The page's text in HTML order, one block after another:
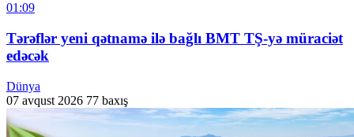
01:09
Tərəflər yeni qətnamə ilə bağlı BMT TŞ-yə müraciət
edəcək
Dünya
07 avqust 2026 77 baxış